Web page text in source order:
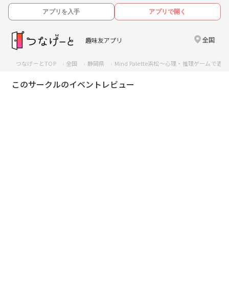
アプリを入手 アプリで開く
趣味友アプリ 全国
つなげーとTOP 全国 静岡県 Mind Palette浜松〜心理・推理ゲームで遊
このサークルのイベントレビュー